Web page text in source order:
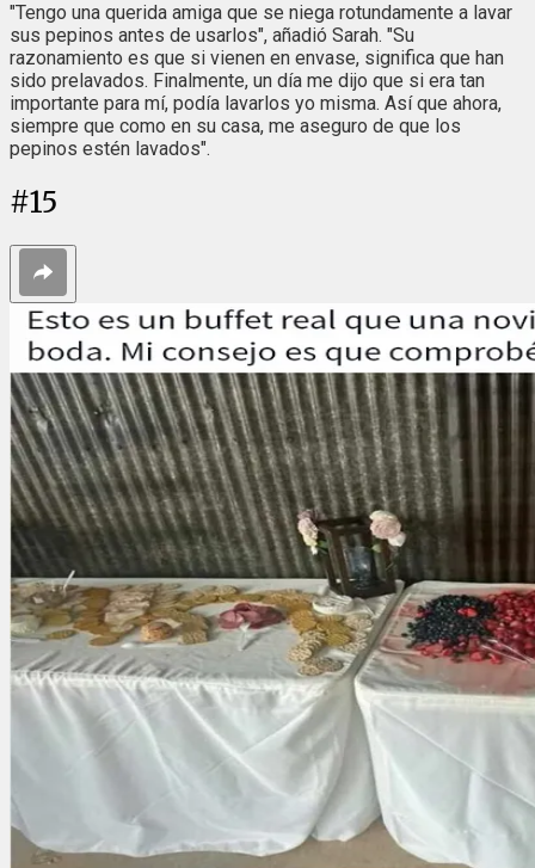
"Tengo una querida amiga que se niega rotundamente a lavar
sus pepinos antes de usarlos", añadió Sarah. "Su
razonamiento es que si vienen en envase, significa que han
sido prelavados. Finalmente, un día me dijo que si era tan
importante para mí, podía lavarlos yo misma. Así que ahora,
siempre que como en su casa, me aseguro de que los
pepinos estén lavados".
#15